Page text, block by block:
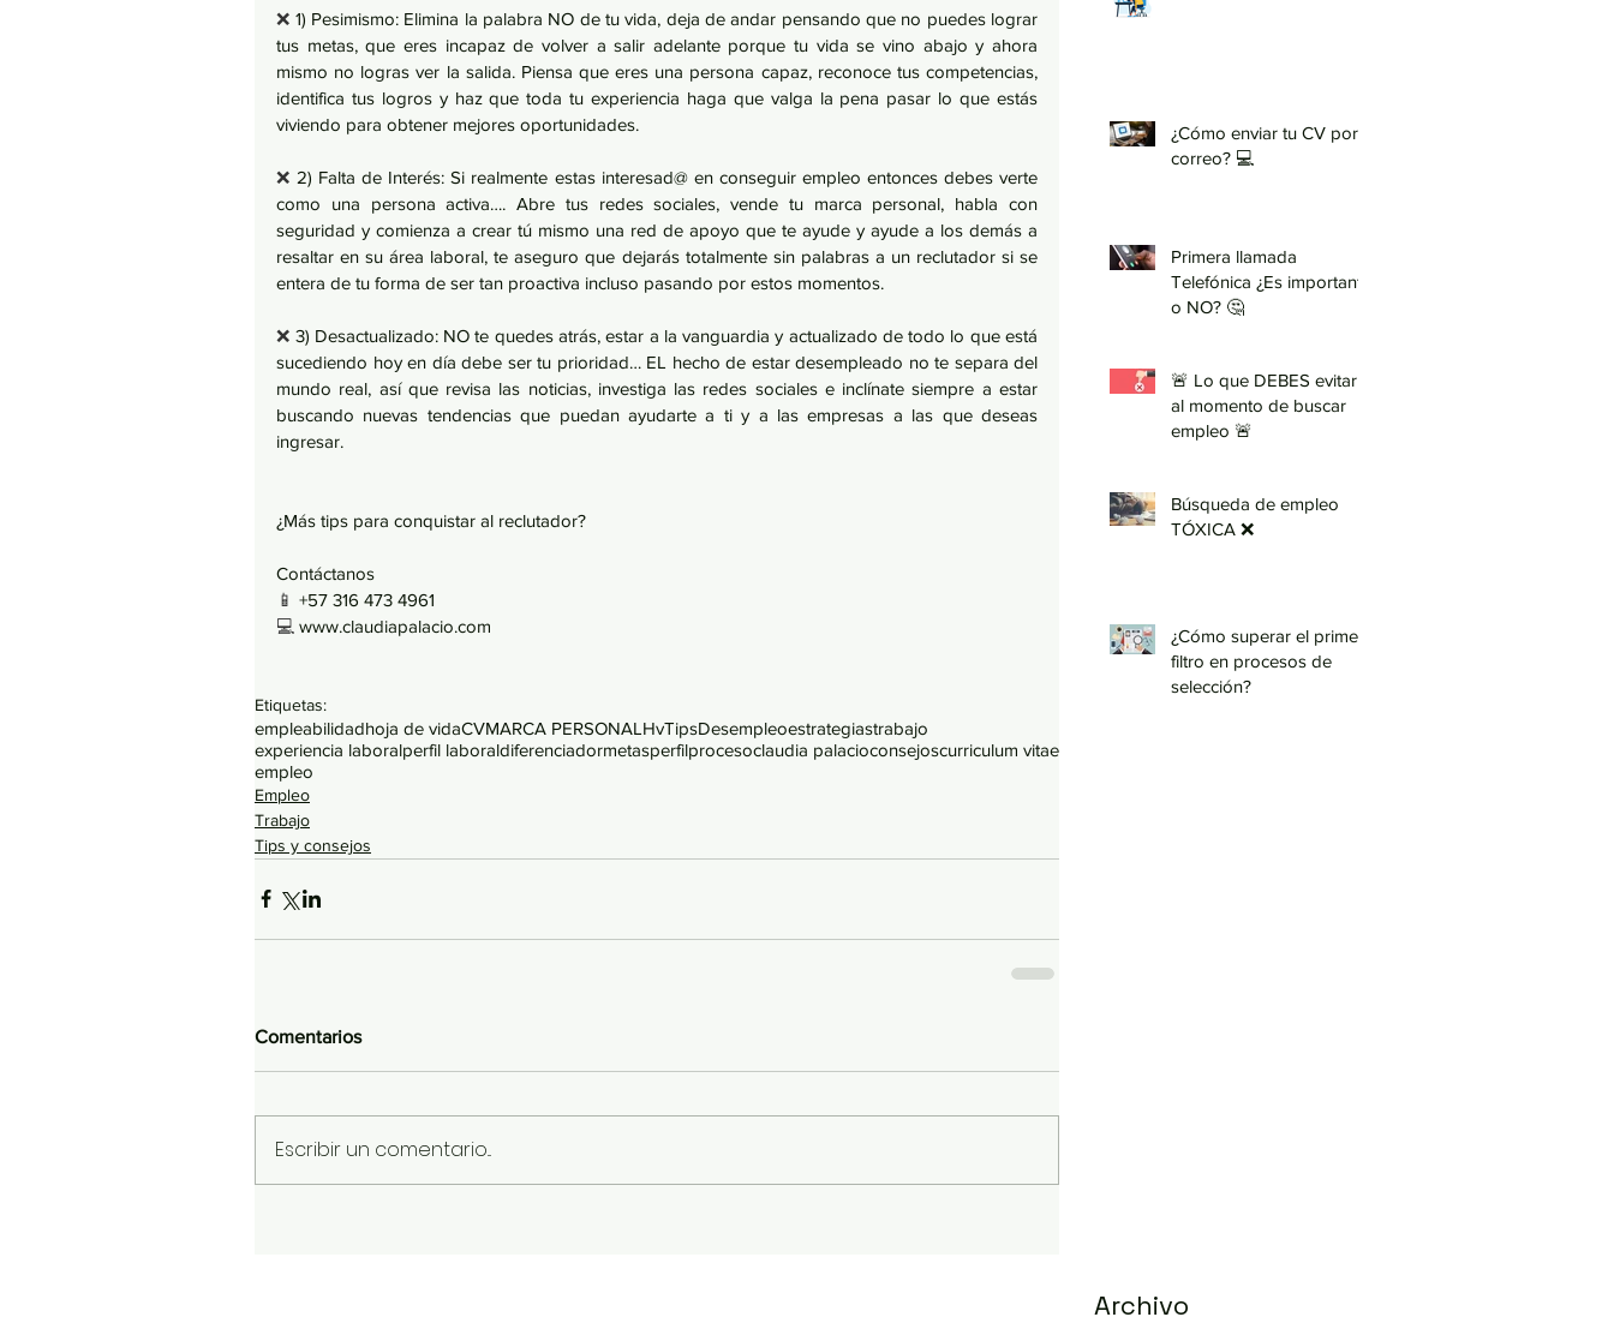
❌ 1) Pesimismo: Elimina la palabra NO de tu vida, deja de andar pensando que no puedes lograr
tus metas, que eres incapaz de volver a salir adelante porque tu vida se vino abajo y ahora
mismo no logras ver la salida. Piensa que eres una persona capaz, reconoce tus competencias,
identifica tus logros y haz que toda tu experiencia haga que valga la pena pasar lo que estás
viviendo para obtener mejores oportunidades.
❌ 2) Falta de Interés: Si realmente estas interesad@ en conseguir empleo entonces debes verte
como una persona activa…. Abre tus redes sociales, vende tu marca personal, habla con
seguridad y comienza a crear tú mismo una red de apoyo que te ayude y ayude a los demás a
resaltar en su área laboral, te aseguro que dejarás totalmente sin palabras a un reclutador si se
entera de tu forma de ser tan proactiva incluso pasando por estos momentos.
❌ 3) Desactualizado: NO te quedes atrás, estar a la vanguardia y actualizado de todo lo que está
sucediendo hoy en día debe ser tu prioridad… EL hecho de estar desempleado no te separa del
mundo real, así que revisa las noticias, investiga las redes sociales e inclínate siempre a estar
buscando nuevas tendencias que puedan ayudarte a ti y a las empresas a las que deseas
ingresar.
¿Más tips para conquistar al reclutador?
Contáctanos
📱 +57 316 473 4961
💻 www.claudiapalacio.com
Etiquetas:
empleabilidadhoja de vidaCVMARCA PERSONALHvTipsDesempleoestrategiastrabajo
experiencia laboralperfil laboraldiferenciadormetasperfilprocesoclaudia palacioconsejoscurriculum vitae
empleo
Empleo
Trabajo
Tips y consejos
Comentarios
Escribir un comentario...
¿Cómo enviar tu CV por
correo? 💻
Primera llamada
Telefónica ¿Es importante
o NO? 🤔
🚨 Lo que DEBES evitar
al momento de buscar
empleo 🚨
Búsqueda de empleo
TÓXICA ❌
¿Cómo superar el primer
filtro en procesos de
selección?
Archivo